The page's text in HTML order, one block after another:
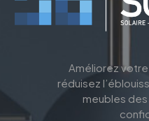
Améliorez
réduisez
meubles